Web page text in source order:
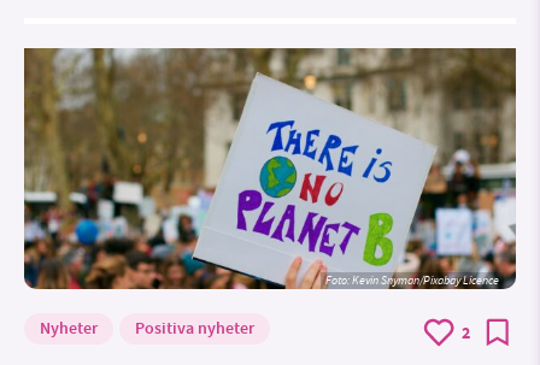
Foto:Kevin Snyman/Pixabay Licence
Nyheter Positiva nyheter 2